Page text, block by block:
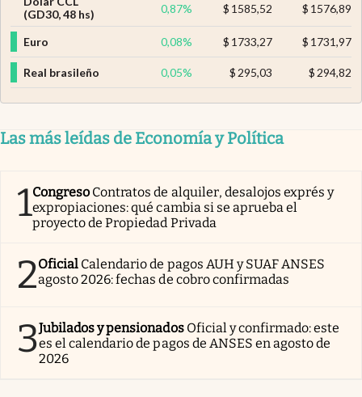
(GD30, 48 hs)
0,87% $ 1585,52 $ 1576,89
Euro 0,08% $ 1733,27 $ 1731,97
Real brasileño 0,05% $295,03 $294,82
Las más leídas de Economía y Política
1Congreso Contratos de alquiler, desalojos exprés y
expropiaciones: qué cambia si se aprueba el
proyecto de Propiedad Privada
2Oficial Calendario de pagos AUH y SUAF ANSES
agosto 2026: fechas de cobro confirmadas
3Jubilados y pensionados Oficial y confirmado: este
es el calendario de pagos de ANSES en agosto de
2026